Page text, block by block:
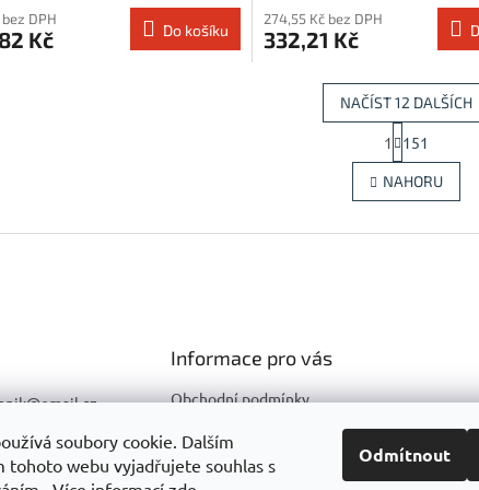
soubory cookie. Dalším
tohoto webu vyjadřujete souhlas s
Odmítnout
DPH
Kč Do košíku
274,55 Kč bez DPH
332,21 Kč
O
v
l
d
y
p
i
NAČÍST 12 DALŠÍCH
t
r
á
n
1 151
NAHORU
@email.cz
633 290
857 271
Informace pro vás
Obchodní podmínky
Podmínky ochrany osobních
údajů